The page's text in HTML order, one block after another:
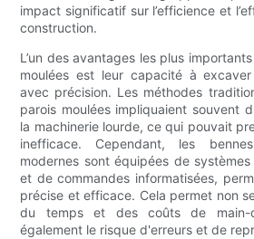
impact significatif sur l’efficience et
construction.
L’un des avantages les plus
moulées est leur capacité à
avec précision. Les méthodes
parois moulées impliquaient souvent
la machinerie lourde, ce qui pouvait
inefficace. Cependant, les
modernes sont équipées de
et de commandes informatisées,
précise et efficace. Cela permet non
du temps et des coûts de main-
également le risque d'erreurs et de